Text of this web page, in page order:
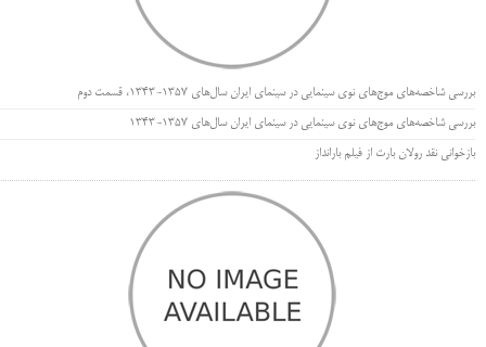
بررسی شاخصه‌های موج‌های نوی سینمایی در سینمای ایران سال‌های 1357-1343، قسمت دوم
بررسی شاخصه‌های موج‌های نوی سینمایی در سینمای ایران سال‌های 1357-1343
بازخوانی نقد رولان بارت از فیلم بارانداز